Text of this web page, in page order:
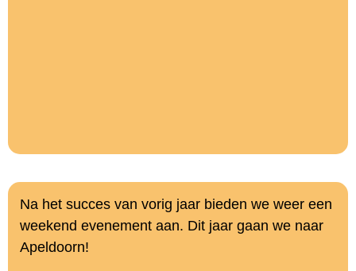
Na het succes van vorig jaar bieden we weer een
weekend evenement aan. Dit jaar gaan we naar
Apeldoorn!